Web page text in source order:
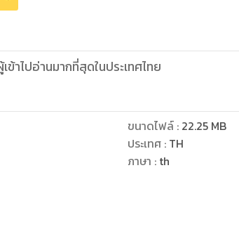
าไปอ่านมากที่สุดในประเทศไทย
ขนาดไฟล์: 22.25 MB
ประเทศ : TH
ภาษา : th